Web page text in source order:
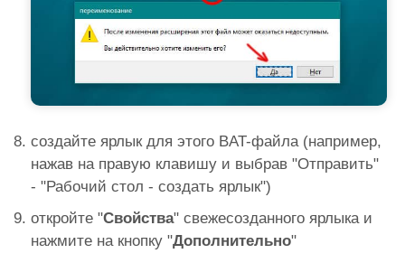
создайте ярлык для этого BAT-файла (например,
нажав на правую клавишу и выбрав "Отправить"
- "Рабочий стол - создать ярлык")
откройте "Свойства" свежесозданного ярлыка и
нажмите на кнопку "Дополнительно"